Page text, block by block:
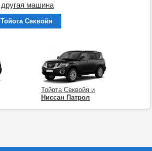
другая машина
Секвойя
Тойота Секвойя и
Ниссан Патрол